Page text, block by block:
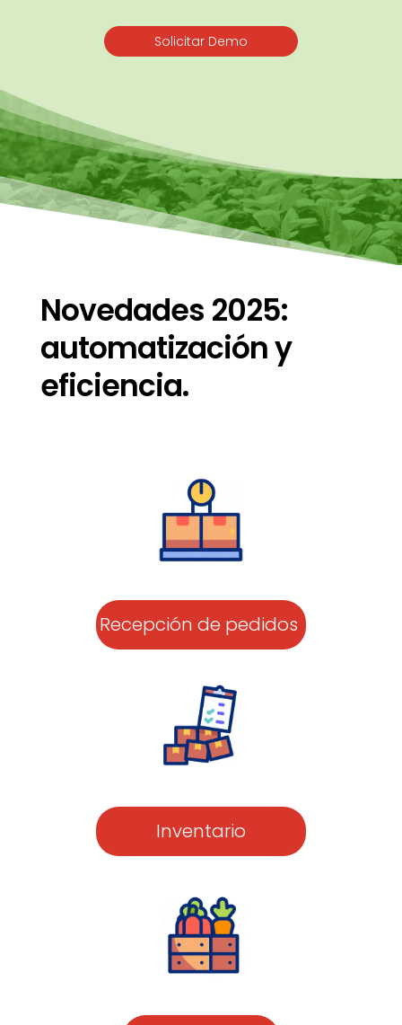
Solicitar Demo
Novedades 2025:
automatización y
eficiencia.
Recepción de pedidos
Inventario